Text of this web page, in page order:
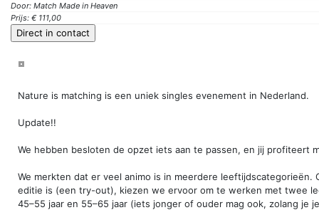
Door: Match Made in Heaven
Prijs: € 111,00
Nature is matching is een uniek singles evenement in Nederland.
Update!!
We hebben besloten de opzet iets aan te passen, en jij profiteert
We merkten dat er veel animo is in meerdere leeftijdscategorieën.
editie is (een try-out), kiezen we ervoor om te werken met twee
45–55 jaar en 55–65 jaar (iets jonger of ouder mag ook, zolang je